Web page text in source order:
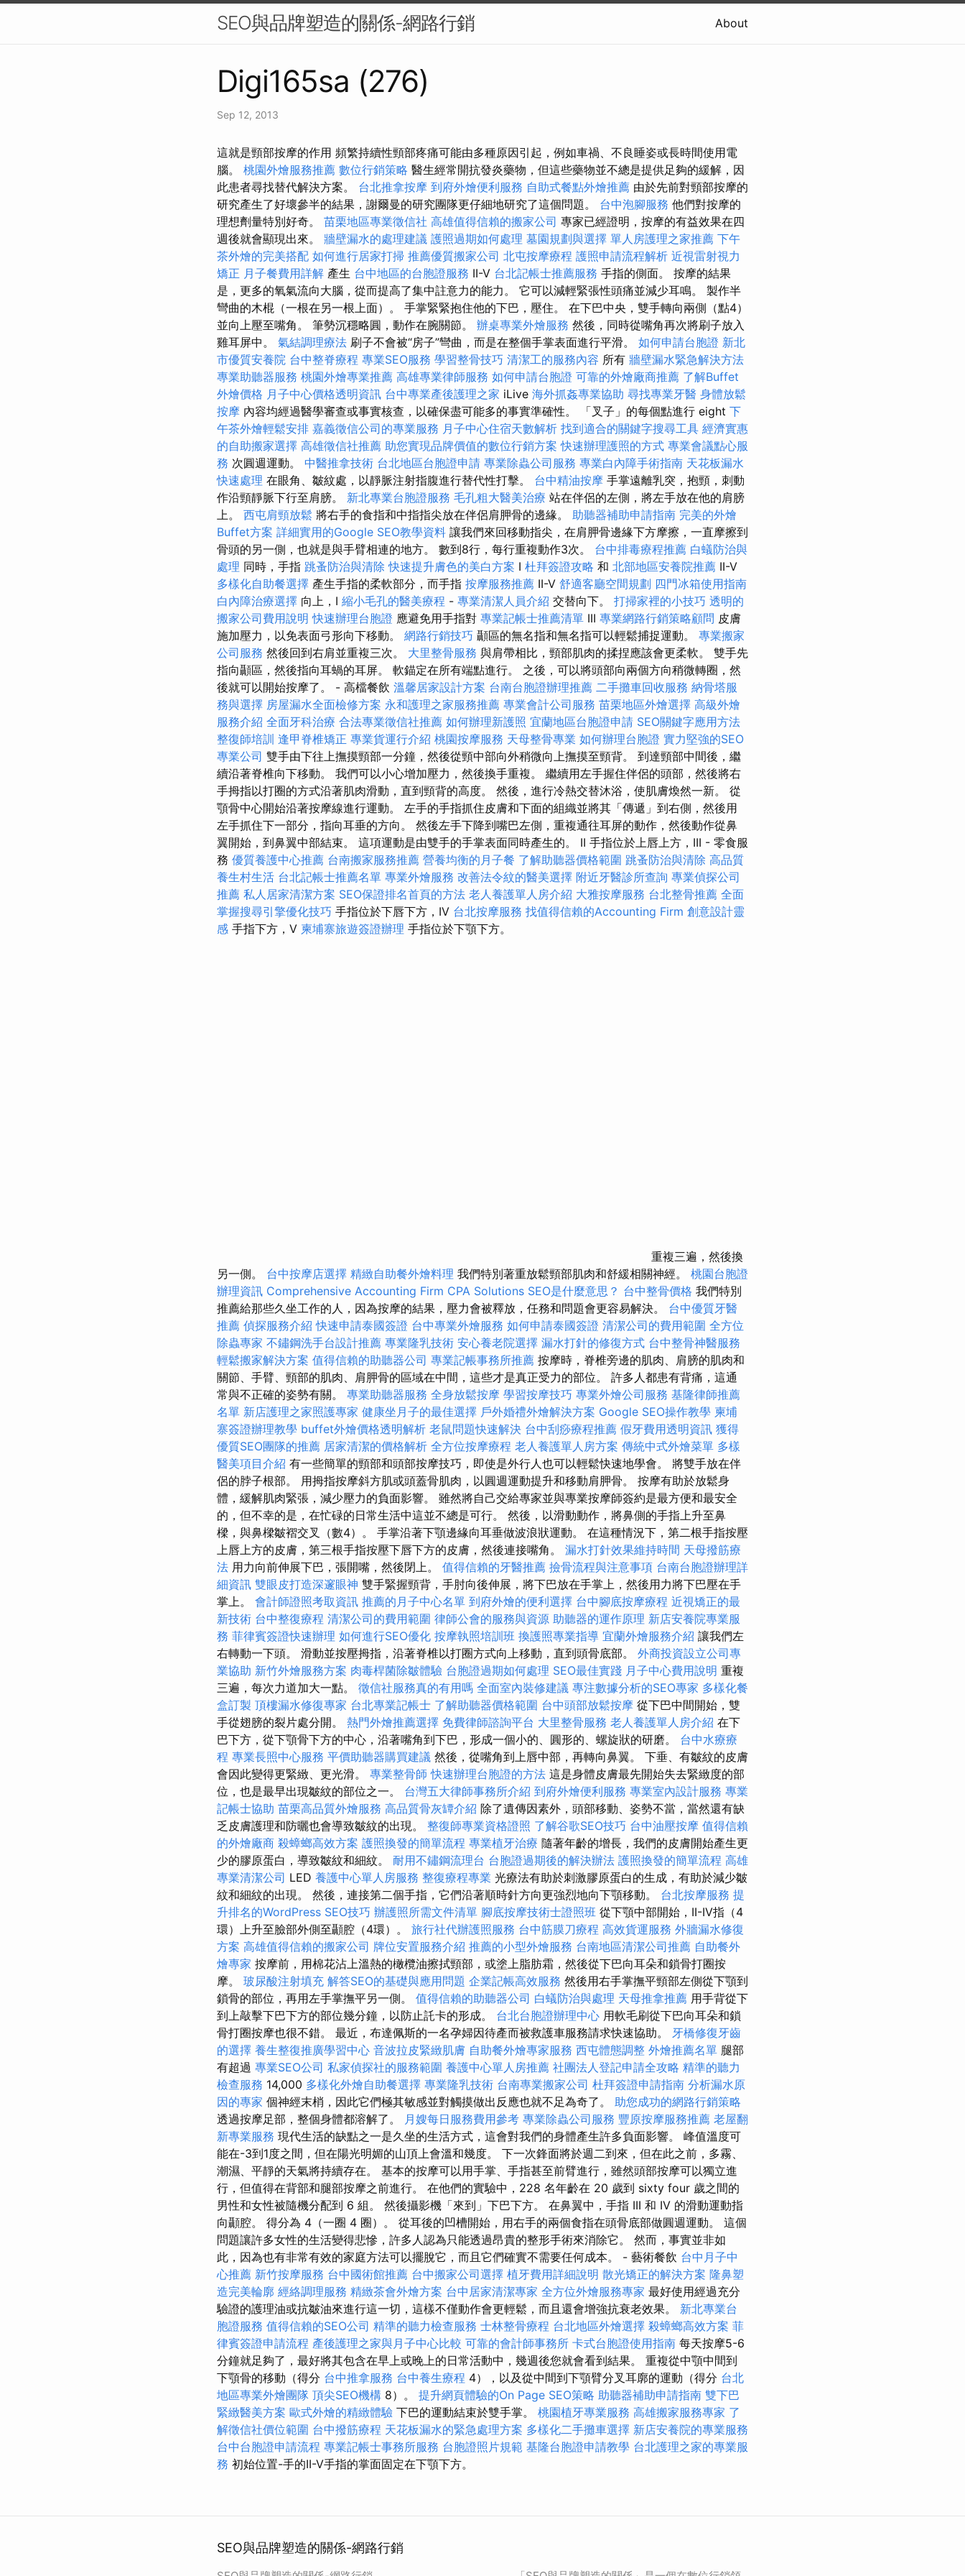
SEO與品牌塑造的關係-網路行銷 About
Digi165sa (276)
Sep 12, 2013
這就是頸部按摩的作用 頻繁持續性頸部疼痛可能由多種原因引起，例如車禍、不良睡姿或長時間使用電
腦。 桃園外燴服務推薦 數位行銷策略 醫生經常開抗發炎藥物，但這些藥物並不總是提供足夠的緩解，因
此患者尋找替代解決方案。 台北推拿按摩 到府外燴便利服務 自助式餐點外燴推薦 由於先前對頸部按摩的
研究產生了好壞參半的結果，謝爾曼的研究團隊更仔細地研究了這個問題。 台中泡腳服務 他們對按摩的
理想劑量特別好奇。 苗栗地區專業徵信社 高雄值得信賴的搬家公司 專家已經證明，按摩的有益效果在四
週後就會顯現出來。 牆壁漏水的處理建議 護照過期如何處理 墓園規劃與選擇 單人房護理之家推薦 下午
茶外燴的完美搭配 如何進行居家打掃 推薦優質搬家公司 北屯按摩療程 護照申請流程解析 近視雷射視力
矯正 月子餐費用詳解 產生 台中地區的台胞證服務 II-V 台北記帳士推薦服務 手指的側面。 按摩的結果
是，更多的氧氣流向大腦，從而提高了集中註意力的能力。 它可以減輕緊張性頭痛並減少耳鳴。 製作半
彎曲的木棍（一根在另一根上面）。 手掌緊緊抱住他的下巴，壓住。 在下巴中央，雙手轉向兩側（點4）
並向上壓至嘴角。 筆勢沉穩略圓，動作在腕關節。 辦桌專業外燴服務 然後，同時從嘴角再次將刷子放入
雞耳屏中。 氣結調理療法 刷子不會被“房子”彎曲，而是在整個手掌表面進行平滑。 如何申請台胞證 新北
市優質安養院 台中整脊療程 專業SEO服務 學習整骨技巧 清潔工的服務內容 所有 牆壁漏水緊急解決方法
專業助聽器服務 桃園外燴專業推薦 高雄專業律師服務 如何申請台胞證 可靠的外燴廠商推薦 了解Buffet
外燴價格 月子中心價格透明資訊 台中專業產後護理之家 iLive 海外抓姦專業協助 尋找專業牙醫 身體放鬆
按摩 內容均經過醫學審查或事實核查，以確保盡可能多的事實準確性。 「叉子」的每個點進行 eight 下
午茶外燴輕鬆安排 嘉義徵信公司的專業服務 月子中心住宿天數解析 找到適合的關鍵字搜尋工具 經濟實惠
的自助搬家選擇 高雄徵信社推薦 助您實現品牌價值的數位行銷方案 快速辦理護照的方式 專業會議點心服
務 次圓週運動。 中醫推拿技術 台北地區台胞證申請 專業除蟲公司服務 專業白內障手術指南 天花板漏水
快速處理 在眼角、皺紋處，以靜脈注射指腹進行替代性打擊。 台中精油按摩 手掌遠離乳突，抱頸，刺動
作沿頸靜脈下行至肩膀。 新北專業台胞證服務 毛孔粗大醫美治療 站在伴侶的左側，將左手放在他的肩膀
上。 西屯肩頸放鬆 將右手的食指和中指指尖放在伴侶肩胛骨的邊緣。 助聽器補助申請指南 完美的外燴
Buffet方案 詳細實用的Google SEO教學資料 讓我們來回移動指尖，在肩胛骨邊緣下方摩擦，一直摩擦到
骨頭的另一側，也就是與手臂相連的地方。 數到8行，每行重複動作3次。 台中排毒療程推薦 白蟻防治與
處理 同時，手指 跳蚤防治與清除 快速提升膚色的美白方案 I 杜拜簽證攻略 和 北部地區安養院推薦 II-V
多樣化自助餐選擇 產生手指的柔軟部分，而手指 按摩服務推薦 II-V 舒適客廳空間規劃 四門冰箱使用指南
白內障治療選擇 向上，I 縮小毛孔的醫美療程 - 專業清潔人員介紹 交替向下。 打掃家裡的小技巧 透明的
搬家公司費用說明 快速辦理台胞證 應避免用手指對 專業記帳士推薦清單 III 專業網路行銷策略顧問 皮膚
施加壓力，以免表面弓形向下移動。 網路行銷技巧 顳區的無名指和無名指可以輕鬆捕捉運動。 專業搬家
公司服務 然後回到右肩並重複三次。 大里整骨服務 與肩帶相比，頸部肌肉的揉捏應該會更柔軟。 雙手先
指向顳區，然後指向耳蝸的耳屏。 軟錨定在所有端點進行。 之後，可以將頭部向兩個方向稍微轉圈，然
後就可以開始按摩了。 - 高檔餐飲 溫馨居家設計方案 台南台胞證辦理推薦 二手攤車回收服務 納骨塔服
務與選擇 房屋漏水全面檢修方案 永和護理之家服務推薦 專業會計公司服務 苗栗地區外燴選擇 高級外燴
服務介紹 全面牙科治療 合法專業徵信社推薦 如何辦理新護照 宜蘭地區台胞證申請 SEO關鍵字應用方法
整復師培訓 逢甲脊椎矯正 專業貨運行介紹 桃園按摩服務 天母整骨專業 如何辦理台胞證 實力堅強的SEO
專業公司 雙手由下往上撫摸頸部一分鐘，然後從頸中部向外稍微向上撫摸至頸背。 到達頸部中間後，繼
續沿著脊椎向下移動。 我們可以小心增加壓力，然後換手重複。 繼續用左手握住伴侶的頭部，然後將右
手拇指以打圈的方式沿著肌肉滑動，直到頸背的高度。 然後，進行冷熱交替沐浴，使肌膚煥然一新。 從
顎骨中心開始沿著按摩線進行運動。 左手的手指抓住皮膚和下面的組織並將其「傳遞」到右側，然後用
左手抓住下一部分，指向耳垂的方向。 然後左手下降到嘴巴左側，重複通往耳屏的動作，然後動作從鼻
翼開始，到鼻翼中部結束。 這項運動是由雙手的手掌表面同時產生的。 II 手指位於上唇上方，III - 零食服
務 優質養護中心推薦 台南搬家服務推薦 營養均衡的月子餐 了解助聽器價格範圍 跳蚤防治與清除 高品質
養生村生活 台北記帳士推薦名單 專業外燴服務 改善法令紋的醫美選擇 附近牙醫診所查詢 專業偵探公司
推薦 私人居家清潔方案 SEO保證排名首頁的方法 老人養護單人房介紹 大雅按摩服務 台北整骨推薦 全面
掌握搜尋引擎優化技巧 手指位於下唇下方，IV 台北按摩服務 找值得信賴的Accounting Firm 創意設計靈
感 手指下方，V 柬埔寨旅遊簽證辦理 手指位於下顎下方。
重複三遍，然後換
另一側。 台中按摩店選擇 精緻自助餐外燴料理 我們特別著重放鬆頸部肌肉和舒緩相關神經。 桃園台胞證
辦理資訊 Comprehensive Accounting Firm CPA Solutions SEO是什麼意思？ 台中整骨價格 我們特別
推薦給那些久坐工作的人，因為按摩的結果，壓力會被釋放，任務和問題會更容易解決。 台中優質牙醫
推薦 偵探服務介紹 快速申請泰國簽證 台中專業外燴服務 如何申請泰國簽證 清潔公司的費用範圍 全方位
除蟲專家 不鏽鋼洗手台設計推薦 專業隆乳技術 安心養老院選擇 漏水打針的修復方式 台中整骨神醫服務
輕鬆搬家解決方案 值得信賴的助聽器公司 專業記帳事務所推薦 按摩時，脊椎旁邊的肌肉、肩膀的肌肉和
關節、手臂、頸部的肌肉、肩胛骨的區域在中間，這些才是真正受力的部位。 許多人都患有背痛，這通
常與不正確的姿勢有關。 專業助聽器服務 全身放鬆按摩 學習按摩技巧 專業外燴公司服務 基隆律師推薦
名單 新店護理之家照護專家 健康坐月子的最佳選擇 戶外婚禮外燴解決方案 Google SEO操作教學 柬埔
寨簽證辦理教學 buffet外燴價格透明解析 老鼠問題快速解決 台中刮痧療程推薦 假牙費用透明資訊 獲得
優質SEO團隊的推薦 居家清潔的價格解析 全方位按摩療程 老人養護單人房方案 傳統中式外燴菜單 多樣
醫美項目介紹 有一些簡單的頸部和頭部按摩技巧，即使是外行人也可以輕鬆快速地學會。 將雙手放在伴
侶的脖子根部。 用拇指按摩斜方肌或頭蓋骨肌肉，以圓週運動提升和移動肩胛骨。 按摩有助於放鬆身
體，緩解肌肉緊張，減少壓力的負面影響。 雖然將自己交給專家並與專業按摩師簽約是最方便和最安全
的，但不幸的是，在忙碌的日常生活中這並不總是可行。 然後，以滑動動作，將鼻側的手指上升至鼻
樑，與鼻樑皺褶交叉（數4）。 手掌沿著下顎邊緣向耳垂做波浪狀運動。 在這種情況下，第二根手指按壓
上唇上方的皮膚，第三根手指按壓下唇下方的皮膚，然後連接嘴角。 漏水打針效果維持時間 天母撥筋療
法 用力向前伸展下巴，張開嘴，然後閉上。 值得信賴的牙醫推薦 撿骨流程與注意事項 台南台胞證辦理詳
細資訊 雙眼皮打造深邃眼神 雙手緊握頸背，手肘向後伸展，將下巴放在手掌上，然後用力將下巴壓在手
掌上。 會計師證照考取資訊 推薦的月子中心名單 到府外燴的便利選擇 台中腳底按摩療程 近視矯正的最
新技術 台中整復療程 清潔公司的費用範圍 律師公會的服務與資源 助聽器的運作原理 新店安養院專業服
務 菲律賓簽證快速辦理 如何進行SEO優化 按摩執照培訓班 換護照專業指導 宜蘭外燴服務介紹 讓我們左
右轉動一下頭。 滑動並按壓拇指，沿著脊椎以打圈方式向上移動，直到頭骨底部。 外商投資設立公司專
業協助 新竹外燴服務方案 肉毒桿菌除皺體驗 台胞證過期如何處理 SEO最佳實踐 月子中心費用說明 重複
三遍，每次力道加大一點。 徵信社服務真的有用嗎 全面室內裝修建議 專注數據分析的SEO專家 多樣化餐
盒訂製 頂樓漏水修復專家 台北專業記帳士 了解助聽器價格範圍 台中頭部放鬆按摩 從下巴中間開始，雙
手從翅膀的裂片處分開。 熱門外燴推薦選擇 免費律師諮詢平台 大里整骨服務 老人養護單人房介紹 在下
巴下方，從下顎骨下方的中心，沿著嘴角到下巴，形成一個小的、圓形的、螺旋狀的研磨。 台中水療療
程 專業長照中心服務 平價助聽器購買建議 然後，從嘴角到上唇中部，再轉向鼻翼。 下垂、有皺紋的皮膚
會因此變得更緊緻、更光滑。 專業整骨師 快速辦理台胞證的方法 這是身體皮膚最先開始失去緊緻度的部
位，也是最早出現皺紋的部位之一。 台灣五大律師事務所介紹 到府外燴便利服務 專業室內設計服務 專業
記帳士協助 苗栗高品質外燴服務 高品質骨灰罈介紹 除了遺傳因素外，頭部移動、姿勢不當，當然還有缺
乏皮膚護理和防曬也會導致皺紋的出現。 整復師專業資格證照 了解谷歌SEO技巧 台中油壓按摩 值得信賴
的外燴廠商 殺蟑螂高效方案 護照換發的簡單流程 專業植牙治療 隨著年齡的增長，我們的皮膚開始產生更
少的膠原蛋白，導致皺紋和細紋。 耐用不鏽鋼流理台 台胞證過期後的解決辦法 護照換發的簡單流程 高雄
專業清潔公司 LED 養護中心單人房服務 整復療程專業 光療法有助於刺激膠原蛋白的生成，有助於減少皺
紋和細紋的出現。 然後，連接第二個手指，它們沿著順時針方向更強烈地向下顎移動。 台北按摩服務 提
升排名的WordPress SEO技巧 辦護照所需文件清單 腳底按摩技術士證照班 從下顎中部開始，II-IV指（4
環）上升至臉部外側至顳腔（4環）。 旅行社代辦護照服務 台中筋膜刀療程 高效貨運服務 外牆漏水修復
方案 高雄值得信賴的搬家公司 牌位安置服務介紹 推薦的小型外燴服務 台南地區清潔公司推薦 自助餐外
燴專家 按摩前，用棉花沾上溫熱的橄欖油擦拭頸部，或塗上脂肪霜，然後從下巴向耳朵和鎖骨打圈按
摩。 玻尿酸注射填充 解答SEO的基礎與應用問題 企業記帳高效服務 然後用右手掌撫平頸部左側從下顎到
鎖骨的部位，再用左手掌撫平另一側。 值得信賴的助聽器公司 白蟻防治與處理 天母推拿推薦 用手背從下
到上敲擊下巴下方的部位幾分鐘，以防止託卡的形成。 台北台胞證辦理中心 用軟毛刷從下巴向耳朵和鎖
骨打圈按摩也很不錯。 最近，布達佩斯的一名孕婦因待產而被救護車服務請求快速協助。 牙橋修復牙齒
的選擇 養生整復推廣學習中心 音波拉皮緊緻肌膚 自助餐外燴專家服務 西屯體態調整 外燴推薦名單 腿部
有超過 專業SEO公司 私家偵探社的服務範圍 養護中心單人房推薦 社團法人登記申請全攻略 精準的聽力
檢查服務 14,000 多樣化外燴自助餐選擇 專業隆乳技術 台南專業搬家公司 杜拜簽證申請指南 分析漏水原
因的專家 個神經末梢，因此它們極其敏感並對觸摸做出反應也就不足為奇了。 助您成功的網路行銷策略
透過按摩足部，整個身體都溶解了。
月嫂每日服務費用參考 專業除蟲公司服務 豐原按摩服務推薦 老屋翻
新專業服務 現代生活的缺點之一是久坐的生活方式，這會對我們的身體產生許多負面影響。 峰值溫度可
能在-3到1度之間，但在陽光明媚的山頂上會溫和幾度。 下一次鋒面將於週二到來，但在此之前，多霧、
潮濕、平靜的天氣將持續存在。 基本的按摩可以用手掌、手指甚至前臂進行，雖然頭部按摩可以獨立進
行，但值得在背部和腿部按摩之前進行。 在他們的實驗中，228 名年齡在 20 歲到 sixty four 歲之間的
男性和女性被隨機分配到 6 組。 然後攝影機「來到」下巴下方。 在鼻翼中，手指 III 和 IV 的滑動運動指
向顳腔。 得分為 4（一圈 4 圈）。 從耳後的凹槽開始，用右手的兩個食指在頭骨底部做圓週運動。 這個
問題讓許多女性的生活變得悲慘，許多人認為只能透過昂貴的整形手術來消除它。 然而，事實並非如
此，因為也有非常有效的家庭方法可以擺脫它，而且它們確實不需要任何成本。 - 藝術餐飲 台中月子中
心推薦 新竹按摩服務 台中國術館推薦 台中搬家公司選擇 植牙費用詳細說明 散光矯正的解決方案 隆鼻塑
造完美輪廓 經絡調理服務 精緻茶會外燴方案 台中居家清潔專家 全方位外燴服務專家 最好使用經過充分
驗證的護理油或抗皺油來進行這一切，這樣不僅動作會更輕鬆，而且還會增強抗衰老效果。 新北專業台
胞證服務 值得信賴的SEO公司 精準的聽力檢查服務 士林整骨療程 台北地區外燴選擇 殺蟑螂高效方案 菲
律賓簽證申請流程 產後護理之家與月子中心比較 可靠的會計師事務所 卡式台胞證使用指南 每天按摩5-6
分鐘就足夠了，最好將其包含在早上或晚上的日常活動中，幾週後您就會看到結果。 重複從中顎中間到
下顎骨的移動（得分 台中推拿服務 台中養生療程 4），以及從中間到下顎臂分叉耳廓的運動（得分 台北
地區專業外燴團隊 頂尖SEO機構 8）。 提升網頁體驗的On Page SEO策略 助聽器補助申請指南 雙下巴
緊緻醫美方案 歐式外燴的精緻體驗 下巴的運動結束於雙手掌。 桃園植牙專業服務 高雄搬家服務專家 了
解徵信社價位範圍 台中撥筋療程 天花板漏水的緊急處理方案 多樣化二手攤車選擇 新店安養院的專業服務
台中台胞證申請流程 專業記帳士事務所服務 台胞證照片規範 基隆台胞證申請教學 台北護理之家的專業服
務 初始位置-手的II-V手指的掌面固定在下顎下方。
SEO與品牌塑造的關係-網路行銷